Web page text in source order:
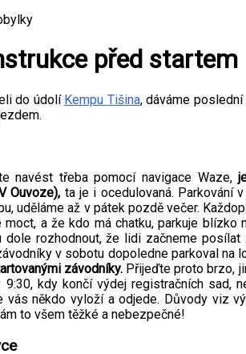
před startem
do údolí Kempu Tišina, dáváme
navést třeba pomocí navigace Waze,
Ouvoze), ta je i ocedulovaná. Parkování
uděláme až v pátek pozdě večer.
a že kdo má chatku, parkuje
dole rozhodnout, že lidi začneme
v sobotu dopoledne parkoval na
závodníky.Přijeďte proto brzo,
kdy končí výdej registračních sad,
vás někdo vyloží a odjede. Důvody viz
to všem těžké a nebezpečné!